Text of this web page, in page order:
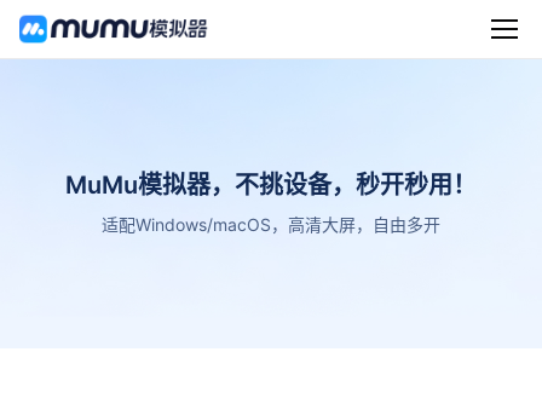
MuMu模拟器，不挑设备，秒开秒用！
适配Windows/macOS，高清大屏，自由多开